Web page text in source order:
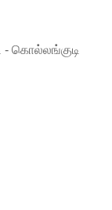
கொல்லங்குடி